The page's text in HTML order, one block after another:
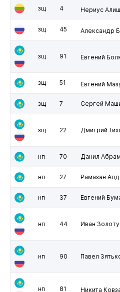
зщ 4 Нериус
зщ 45 Александр
зщ 91 Евгений
зщ 51 Евгений
зщ 7 Сергей
зщ 22 Дмитрий
нп 70 Данил
нп 27 Рамазан
нп 37 Евгений
нп 44 Иван
нп 90 Павел
нп 81 Никита